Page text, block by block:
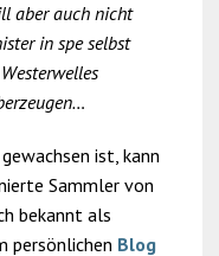
aber auch nicht
in spe selbst
ist, kann
Sammler von
bekannt als
persönlichen Blog